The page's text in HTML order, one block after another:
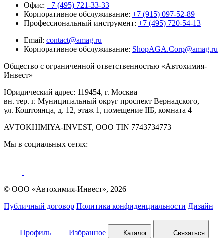
Офис: +7 (495) 721-33-33
Корпоративное обслуживание: +7 (915) 097-52-89
Профессиональный инструмент: +7 (495) 720-54-13
Email: contact@amag.ru
Корпоративное обслуживание: ShopAGA.Corp@amag.ru
Общество с ограниченной ответственностью «Автохимия-
Инвест»
Юридический адрес: 119454, г. Москва
вн. тер. г. Муниципальный округ проспект Вернадского,
ул. Коштоянца, д. 12, этаж 1, помещение IIБ, комната 4
AVTOKHIMIYA-INVEST, OOO TIN 7743734773
Мы в социальных сетях:
© ООО «Автохимия-Инвест», 2026
Публичный договор Политика конфиденциальности Дизайн
Профиль Избранное Каталог Связаться